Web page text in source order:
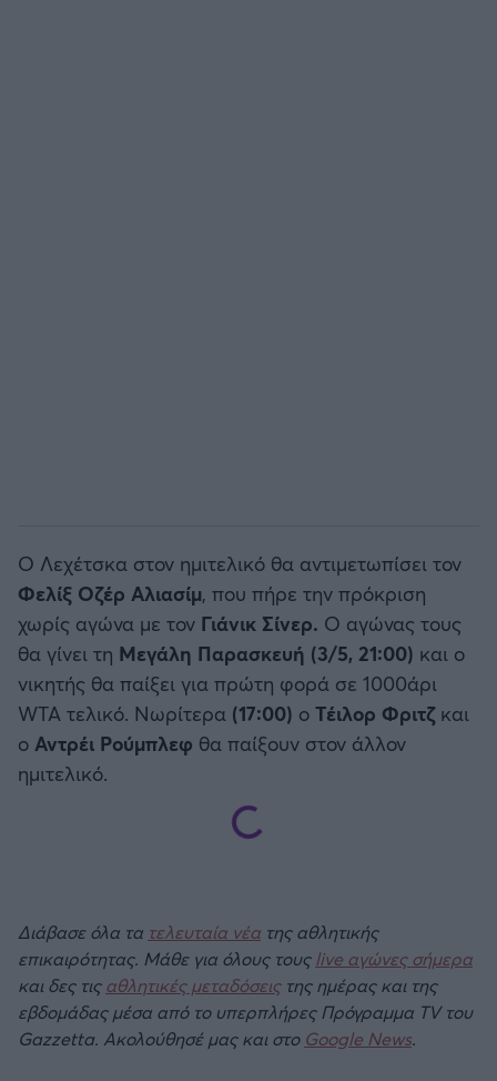
Ο Λεχέτσκα στον ημιτελικό θα αντιμετωπίσει τον
Φελίξ Οζέρ Αλιασίμ, που πήρε την πρόκριση
χωρίς αγώνα με τον Γιάνικ Σίνερ. Ο αγώνας τους
θα γίνει τη Μεγάλη Παρασκευή (3/5, 21:00) και ο
νικητής θα παίξει για πρώτη φορά σε 1000άρι
WTA τελικό. Νωρίτερα (17:00) ο Τέιλορ Φριτζ και
ο Αντρέι Ρούμπλεφ θα παίξουν στον άλλον
ημιτελικό.
Διάβασε όλα τα τελευταία νέα της αθλητικής
επικαιρότητας. Μάθε για όλους τους live αγώνες σήμερα
και δες τιςαθλητικές μεταδόσειςτης ημέρας και της
εβδομάδας μέσα από το υπερπλήρες Πρόγραμμα TV του
Gazzetta. Ακολούθησέ μας και στο Google News.